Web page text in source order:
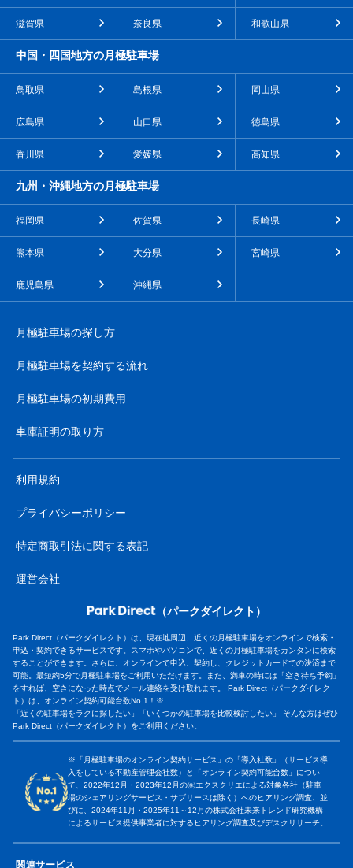
滋賀県 奈良県 和歌山県
中国・四国地方の月極駐車場
鳥取県 島根県 岡山県
広島県 山口県 徳島県
香川県 愛媛県 高知県
九州・沖縄地方の月極駐車場
福岡県 佐賀県 長崎県
熊本県 大分県 宮崎県
鹿児島県 沖縄県
月極駐車場の探し方
月極駐車場を契約する流れ
月極駐車場の初期費用
車庫証明の取り方
利用規約
プライバシーポリシー
特定商取引法に関する表記
運営会社
（パークダイレクト）
Park Direct（パークダイレクト）は、現在地周辺、近くの月極駐車場をオンラインで検索・
申込・契約できるサービスです。スマホやパソコンで、近くの月極駐車場をカンタンに検索
することができます。さらに、オンラインで申込、契約し、クレジットカードでの決済まで
可能。最短約5分で月極駐車場をご利用いただけます。また、満車の時には「空き待ち予約」
をすれば、空きになった時点でメール連絡を受け取れます。 Park Direct（パークダイレク
ト）は、オンライン契約可能台数No.1！※
「近くの駐車場をラクに探したい」「いくつかの駐車場を比較検討したい」 そんな方はぜひ
Park Direct（パークダイレクト）をご利用ください。
※「月極駐車場のオンライン契約サービス」の「導入社数」（サービス導
入をしている不動産管理会社数）と「オンライン契約可能台数」につい
て、2022年12月・2023年12月の㈱エクスクリエによる対象各社（駐車
場のシェアリングサービス・サブリースは除く）へのヒアリング調査、並
びに、2024年11月・2025年11～12月の株式会社未来トレンド研究機構
によるサービス提供事業者に対するヒアリング調査及びデスクリサーチ。
関連サービス